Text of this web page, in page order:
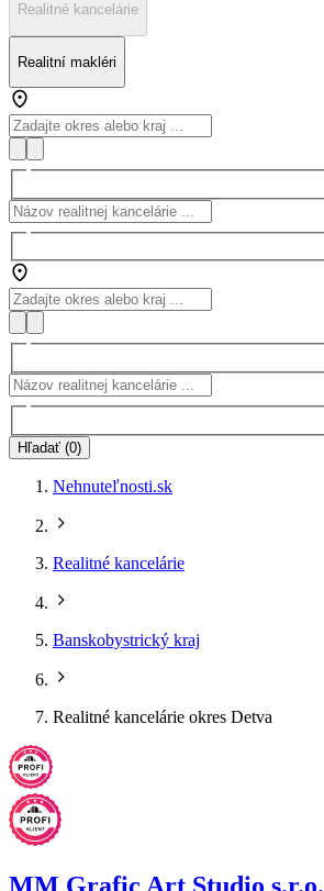
Realitné kancelárie
Realitní makléri
Hľadať (0)
Nehnuteľnosti.sk
Realitné kancelárie
Banskobystrický kraj
Realitné kancelárie okres Detva